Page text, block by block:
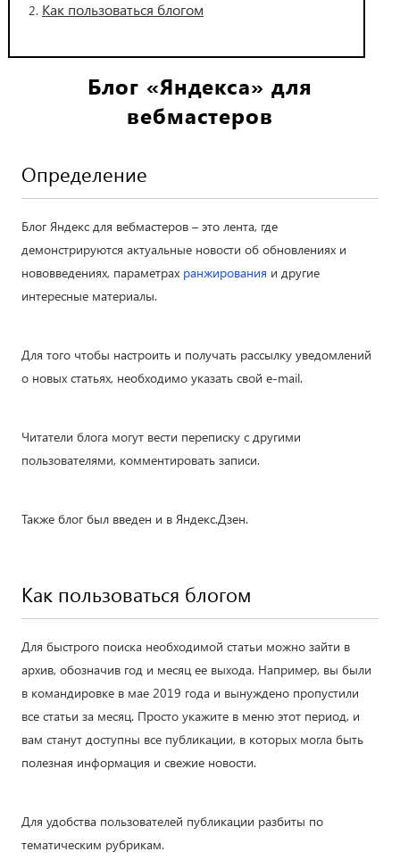
Как пользоваться блогом
Блог «Яндекса» для
вебмастеров
Определение
Блог Яндекс для вебмастеров – это лента, где
демонстрируются актуальные новости об обновлениях и
нововведениях, параметрах ранжирования и другие
интересные материалы.
Для того чтобы настроить и получать рассылку уведомлений
о новых статьях, необходимо указать свой e-mail.
Читатели блога могут вести переписку с другими
пользователями, комментировать записи.
Также блог был введен и в Яндекс.Дзен.
Как пользоваться блогом
Для быстрого поиска необходимой статьи можно зайти в
архив, обозначив год и месяц ее выхода. Например, вы были
в командировке в мае 2019 года и вынуждено пропустили
все статьи за месяц. Просто укажите в меню этот период, и
вам станут доступны все публикации, в которых могла быть
полезная информация и свежие новости.
Для удобства пользователей публикации разбиты по
тематическим рубрикам.